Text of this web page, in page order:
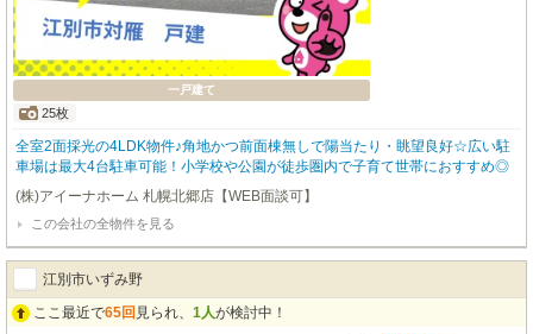
一戸建て
25枚
全室2面採光の4LDK物件♪角地かつ前面棟無しで陽当たり・眺望良好☆広い駐
車場は最大4台駐車可能！小学校や公園が徒歩圏内で子育て世帯におすすめ◎
(株)アイーナホーム 札幌北郷店【WEB面談可】
この会社の全物件を見る
江別市いずみ野
ここ最近で65回 見られ、 1人が検討中！